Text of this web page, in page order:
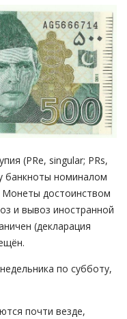
(PRe, singular; PRs,
банкноты номиналом
Монеты достоинством
и вывоз иностранной
(декларация
по субботу,
почти везде,